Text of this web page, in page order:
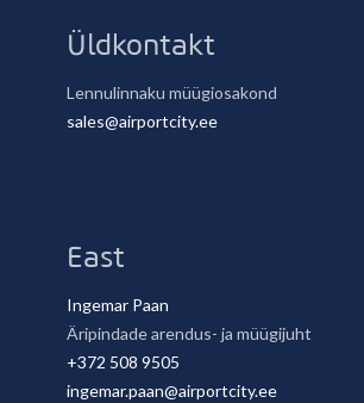
Kontaktid
Üldkontakt
Lennulinnaku müügiosakond
sales@airportcity.ee
East
Ingemar Paan
Äripindade arendus- ja müügijuht
+372 508 9505
ingemar.paan@airportcity.ee